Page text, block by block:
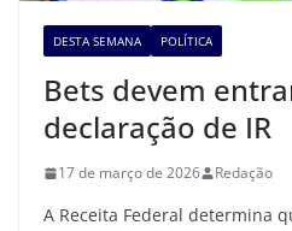
DESTA SEMANA POLÍTICA
Bets devem
declaração de IR
17 de março de 2026 Redação
A Receita Federal determina